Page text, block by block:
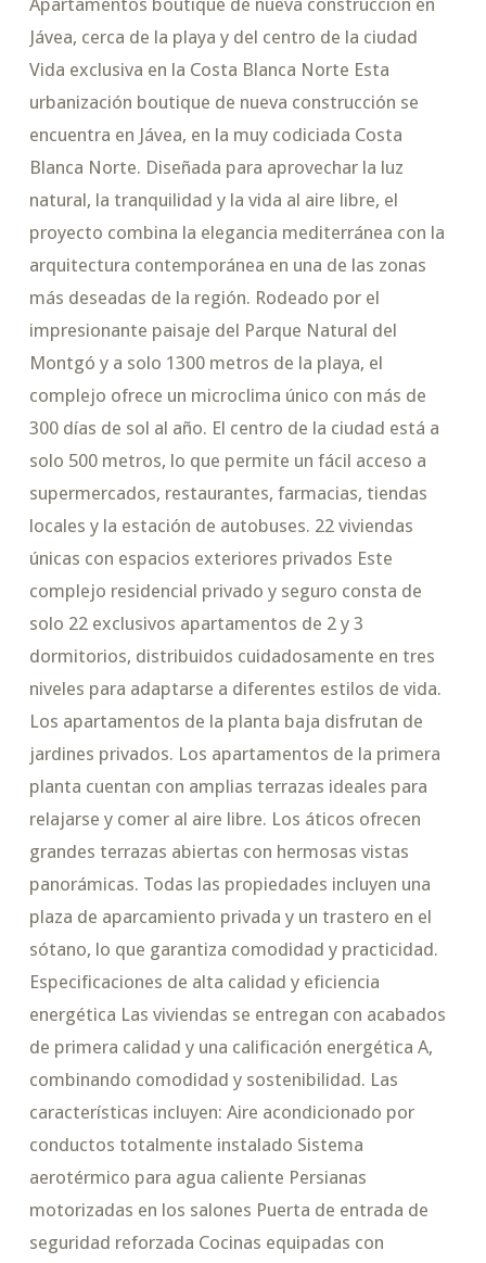
Apartamentos boutique de nueva construcción en
Jávea, cerca de la playa y del centro de la ciudad
Vida exclusiva en la Costa Blanca Norte Esta
urbanización boutique de nueva construcción se
encuentra en Jávea, en la muy codiciada Costa
Blanca Norte. Diseñada para aprovechar la luz
natural, la tranquilidad y la vida al aire libre, el
proyecto combina la elegancia mediterránea con la
arquitectura contemporánea en una de las zonas
más deseadas de la región. Rodeado por el
impresionante paisaje del Parque Natural del
Montgó y a solo 1300 metros de la playa, el
complejo ofrece un microclima único con más de
300 días de sol al año. El centro de la ciudad está a
solo 500 metros, lo que permite un fácil acceso a
supermercados, restaurantes, farmacias, tiendas
locales y la estación de autobuses. 22 viviendas
únicas con espacios exteriores privados Este
complejo residencial privado y seguro consta de
solo 22 exclusivos apartamentos de 2 y 3
dormitorios, distribuidos cuidadosamente en tres
niveles para adaptarse a diferentes estilos de vida.
Los apartamentos de la planta baja disfrutan de
jardines privados. Los apartamentos de la primera
planta cuentan con amplias terrazas ideales para
relajarse y comer al aire libre. Los áticos ofrecen
grandes terrazas abiertas con hermosas vistas
panorámicas. Todas las propiedades incluyen una
plaza de aparcamiento privada y un trastero en el
sótano, lo que garantiza comodidad y practicidad.
Especificaciones de alta calidad y eficiencia
energética Las viviendas se entregan con acabados
de primera calidad y una calificación energética A,
combinando comodidad y sostenibilidad. Las
características incluyen: Aire acondicionado por
conductos totalmente instalado Sistema
aerotérmico para agua caliente Persianas
motorizadas en los salones Puerta de entrada de
seguridad reforzada Cocinas equipadas con